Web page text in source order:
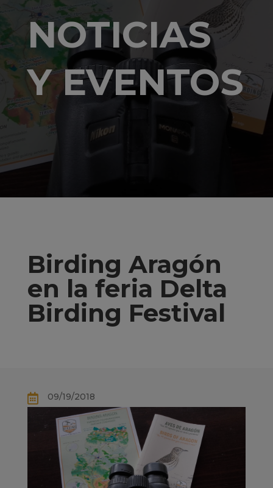
NOTICIAS
Y EVENTOS
Birding Aragón
en la feria Delta
Birding Festival
 09/19/2018